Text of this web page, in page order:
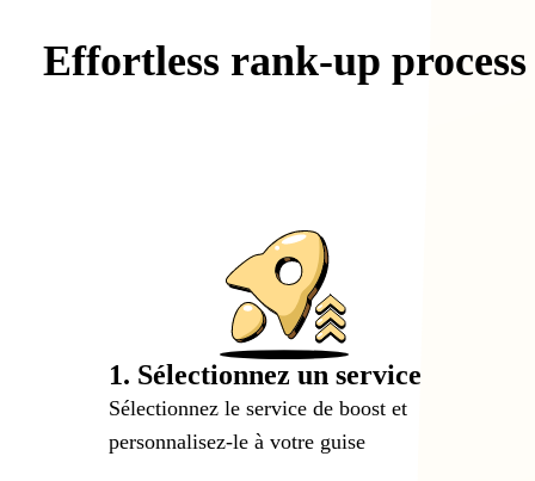
Effortless rank-up process
1. Sélectionnez un service
Sélectionnez le service de boost et
personnalisez-le à votre guise